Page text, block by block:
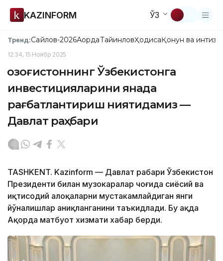
KAZINFORM ЎЗ
Тренд:Сайлов-2026АқордаТайинловҲодисаҚонун ва
12:34, 15 Ноябр 2025
Қозоғистоннинг Ўзбекистонга
инвестицияларини янада
рағбатлантириш ниятидамиз —
Давлат раҳбари
TASHKENT. Kazinform — Давлат раҳбари Ўзбекистон
Президенти билан музокаралар чоғида сиёсий ва
иқтисодий алоқаларни мустаҳкамлайдиган янги
йўналишлар аниқланганини таъкидлади. Бу ҳақда
Ақорда матбуот хизмати хабар берди.